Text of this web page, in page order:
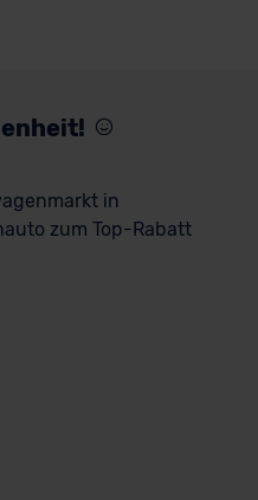
in
zum Top-Rabatt